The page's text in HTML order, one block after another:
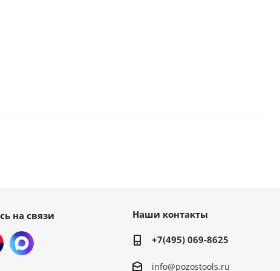
на связи Наши контакты
+7(495) 069-8625
info@pozostools.ru